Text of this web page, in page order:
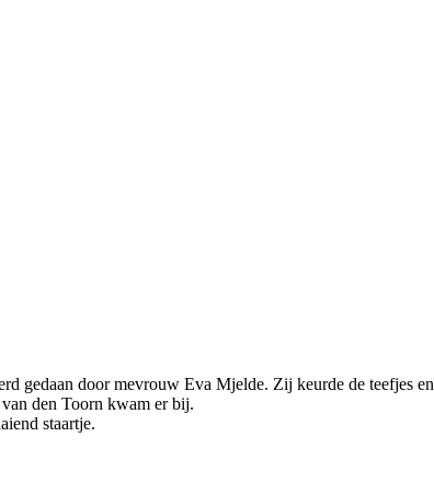
gedaan door mevrouw Eva Mjelde. Zij keurde de teefjes en
den Toorn kwam er bij.
staartje.